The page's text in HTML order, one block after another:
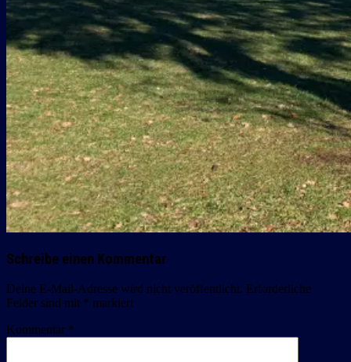
Schreibe einen Kommentar
Deine E-Mail-Adresse wird nicht veröffentlicht. Erforderliche
Felder sind mit * markiert
Kommentar *